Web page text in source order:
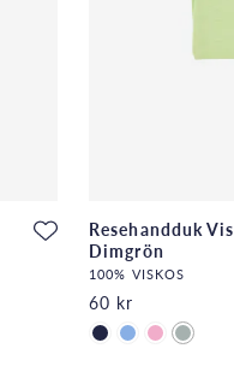
Resehandduk
Dimgrön
100% VISKOS
60 kr